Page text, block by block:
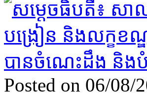
Posted on 06/08/